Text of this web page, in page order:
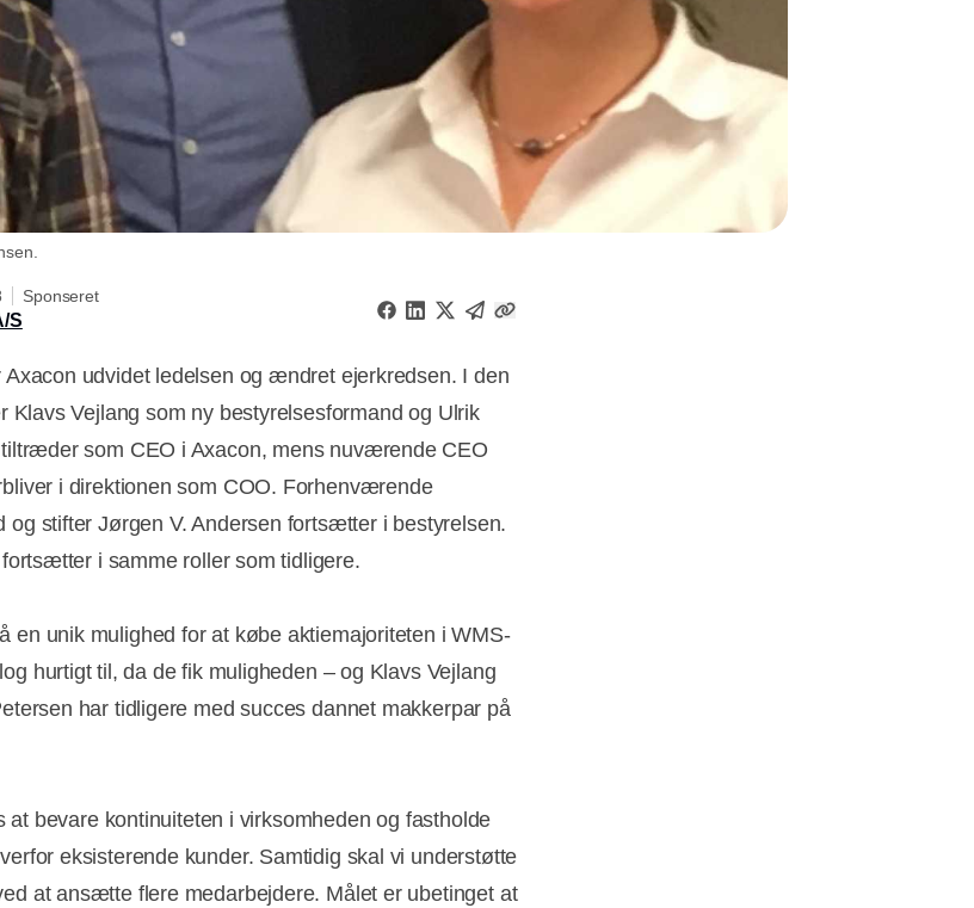
Sponseret
S
Axacon udvidet ledelsen og ændret ejerkredsen. I den
Klavs Vejlang som ny bestyrelsesformand og Ulrik
som CEO i Axacon, mens nuværende CEO
i direktionen som COO. Forhenværende
og stifter Jørgen V. Andersen fortsætter i bestyrelsen.
i samme roller som tidligere.
en unik mulighed for at købe aktiemajoriteten i WMS-
hurtigt til, da de fik muligheden – og Klavs Vejlang
har tidligere med succes dannet makkerpar på
at bevare kontinuiteten i virksomheden og fastholde
eksisterende kunder. Samtidig skal vi understøtte
at ansætte flere medarbejdere. Målet er ubetinget at